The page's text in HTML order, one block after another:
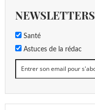
NEWSLETTERS
Santé
Astuces de la rédac